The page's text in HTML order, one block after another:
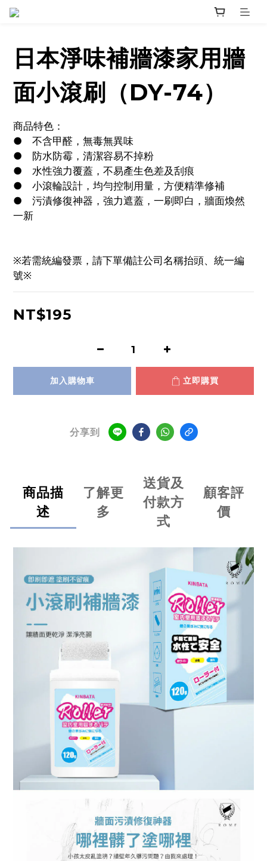
日本淨味補牆漆家用牆
面小滾刷（DY-74）
商品特色：
●	不含甲醛，無毒無異味
●	防水防霉，清潔容易不掉粉
●	水性強力覆蓋，不易產生色差及刮痕
●	小滾輪設計，均勻控制用量，方便精準修補
●	污漬修復神器，強力遮蓋，一刷即白，牆面煥然
一新
※若需統編發票，請下單備註公司名稱抬頭、統一編
號※
NT$195
加入購物車 立即購買
分享到
商品描
述
了解更
多
送貨及
付款方
式
顧客評
價